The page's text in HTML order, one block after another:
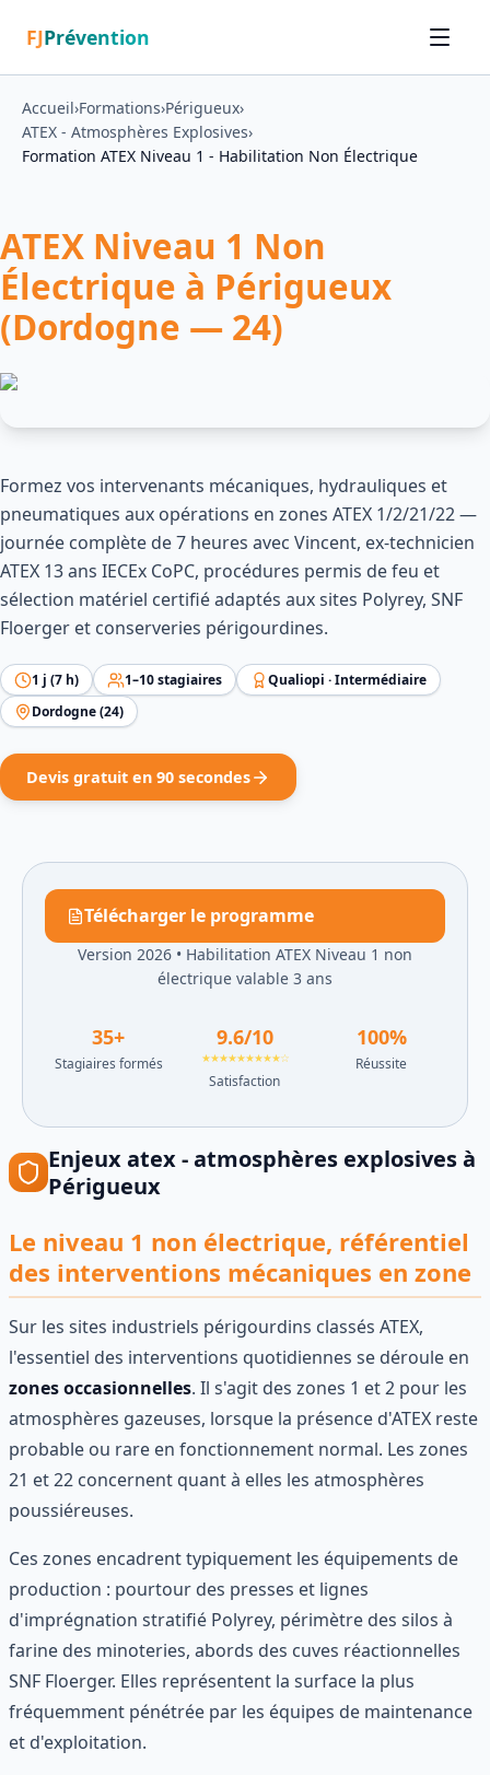
FJPrévention
Accueil›Formations›Périgueux›
ATEX - Atmosphères Explosives›
Formation ATEX Niveau 1 - Habilitation Non Électrique
ATEX Niveau 1 Non
Électrique à Périgueux
(Dordogne — 24)
Formez vos intervenants mécaniques, hydrauliques et
pneumatiques aux opérations en zones ATEX 1/2/21/22 —
journée complète de 7 heures avec Vincent, ex-technicien
ATEX 13 ans IECEx CoPC, procédures permis de feu et
sélection matériel certifié adaptés aux sites Polyrey, SNF
Floerger et conserveries périgourdines.
1 j (7 h) 1–10stagiaires Qualiopi ·Intermédiaire
Dordogne(24)
Devis gratuit en 90 secondes
Télécharger le programme
Version 2026 • Habilitation ATEX Niveau 1 non
électrique valable 3 ans
35+
Stagiaires formés
9.6/10
★★★★★★★★★☆
Satisfaction
100%
Réussite
Enjeuxatex - atmosphères explosivesà
Périgueux
Le niveau 1 non électrique, référentiel
des interventions mécaniques en zone
Sur les sites industriels périgourdins classés ATEX,
l'essentiel des interventions quotidiennes se déroule en
zones occasionnelles. Il s'agit des zones 1 et 2 pour les
atmosphères gazeuses, lorsque la présence d'ATEX reste
probable ou rare en fonctionnement normal. Les zones
21 et 22 concernent quant à elles les atmosphères
poussiéreuses.
Ces zones encadrent typiquement les équipements de
production : pourtour des presses et lignes
d'imprégnation stratifié Polyrey, périmètre des silos à
farine des minoteries, abords des cuves réactionnelles
SNF Floerger. Elles représentent la surface la plus
fréquemment pénétrée par les équipes de maintenance
et d'exploitation.